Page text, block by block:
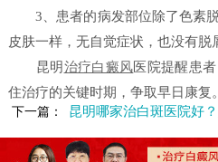
3、患者的病发部位除了色素脱
皮肤一样，无自觉症状，也没有脱
昆明治疗白癜风医院提醒患
住治疗的关键时期，争取早日康复。
下一篇： 昆明哪家治白斑医院好？怎